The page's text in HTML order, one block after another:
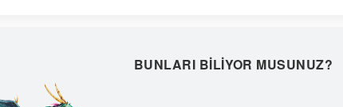
BUNLARI BILIYOR MUSUNUZ?